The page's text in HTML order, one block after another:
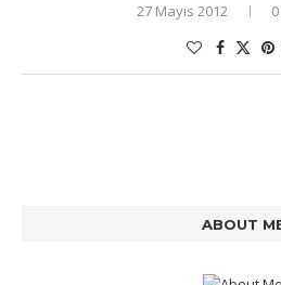
27 Mayıs 2012
ABOUT